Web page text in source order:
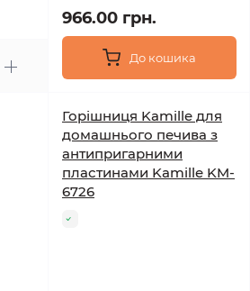
966.00 грн.
До кошика
Горішниця Kamille для
домашнього печива з
антипригарними
пластинами Kamille KM-
6726